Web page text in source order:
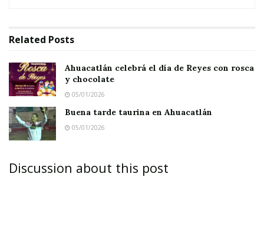
Related Posts
Ahuacatlán celebrá el día de Reyes con rosca
y chocolate
05/01/2026
Buena tarde taurina en Ahuacatlán
05/01/2026
Discussion about this post